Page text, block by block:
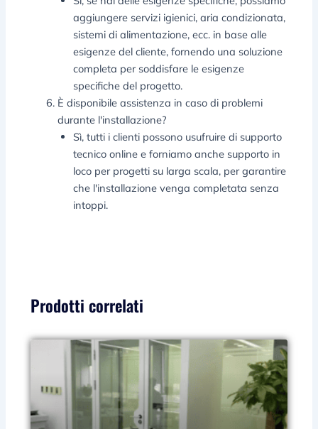
aggiungere servizi igienici, aria condizionata,
sistemi di alimentazione, ecc. in base alle
esigenze del cliente, fornendo una soluzione
completa per soddisfare le esigenze
specifiche del progetto.
È disponibile assistenza in caso di problemi
durante l'installazione?
Sì, tutti i clienti possono usufruire di supporto
tecnico online e forniamo anche supporto in
loco per progetti su larga scala, per garantire
che l'installazione venga completata senza
intoppi.
Prodotti correlati